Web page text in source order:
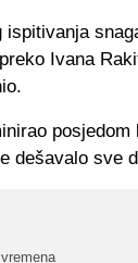
ispitivanja
Ivana
dešavalo sve